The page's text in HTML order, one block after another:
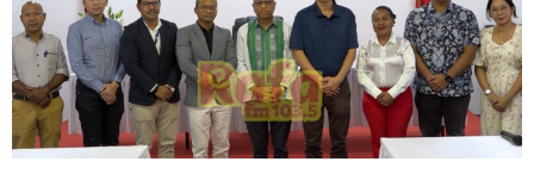
KONTAKTU SIRA
TÉTUM keyboard_arrow_down
TÉTUM